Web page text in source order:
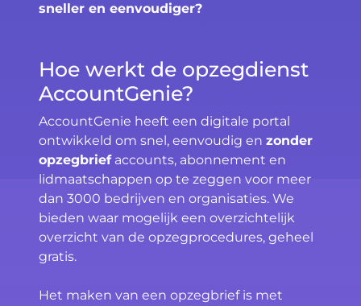
sneller en eenvoudiger?
Hoe werkt de opzegdienst
AccountGenie?
AccountGenie heeft een digitale portal
ontwikkeld om snel, eenvoudig en zonder
opzegbriefaccounts, abonnement en
lidmaatschappen op te zeggen voor meer
dan 3000 bedrijven en organisaties. We
bieden waar mogelijk een overzichtelijk
overzicht van de opzegprocedures, geheel
gratis.
Het maken van een opzegbrief is met